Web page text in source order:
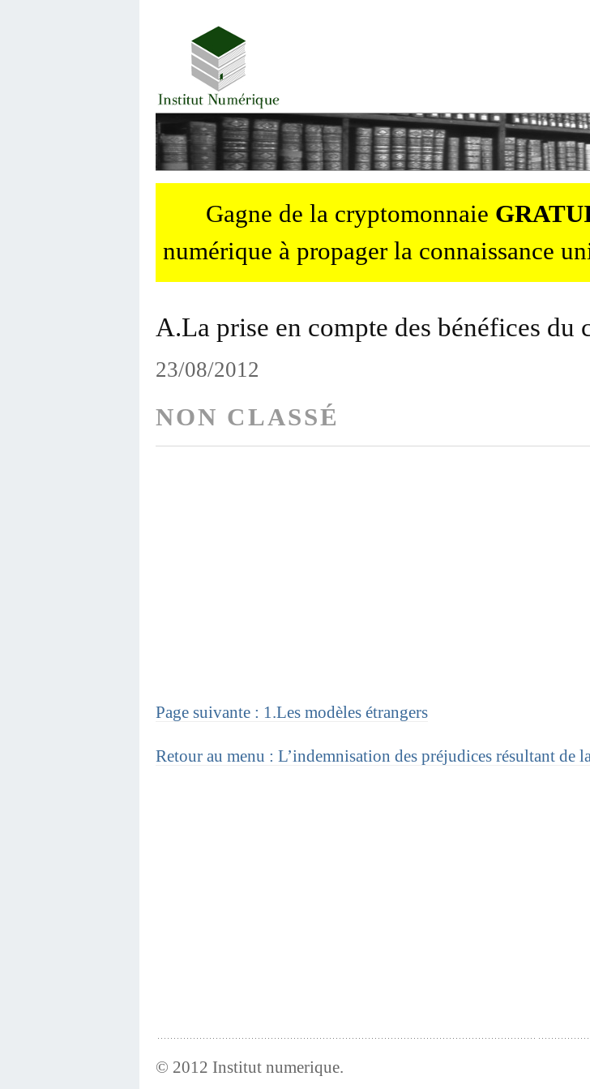
Gagne de la cryptomonnaie
numérique à propager la connaissance
A.La prise en compte des bénéfices du
23/08/2012
NON CLASSÉ
Page suivante : 1.Les modèles étrangers
Retour au menu : L’indemnisation des préjudices résultant de
© 2012 Institut numerique.